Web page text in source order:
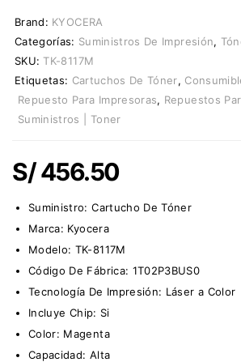
Brand: KYOCERA
Categorías: Suministros De Impresión,
SKU: TK-8117M
Etiquetas: Cartuchos De Tóner,
Repuesto Para Impresoras, Repuestos
Suministros | Toner
S/456.50
Suministro:Cartucho De Tóner
Marca: Kyocera
Modelo: TK-8117M
Código De Fábrica: 1T02P3BUS0
Tecnología De Impresión: Láser a Color
Incluye Chip: Si
Color: Magenta
Capacidad: Alta